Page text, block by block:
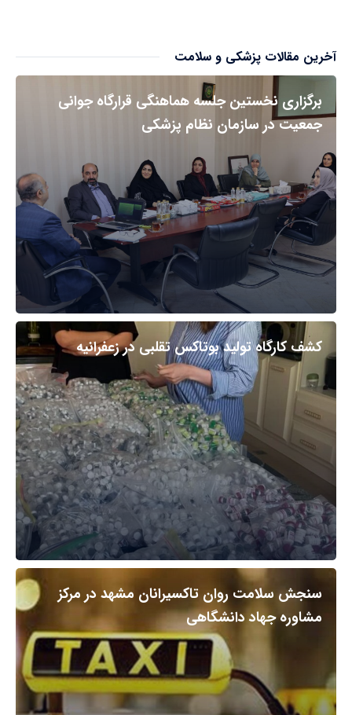
آخرین مقالات پزشکی و سلامت
برگزاری نخستین جلسه هماهنگی قرارگاه جوانی
جمعیت در سازمان نظام پزشکی
کشف کارگاه تولید بوتاکس تقلبی در زعفرانیه
سنجش سلامت روان تاکسیرانان مشهد در مرکز
مشاوره جهاد دانشگاهی